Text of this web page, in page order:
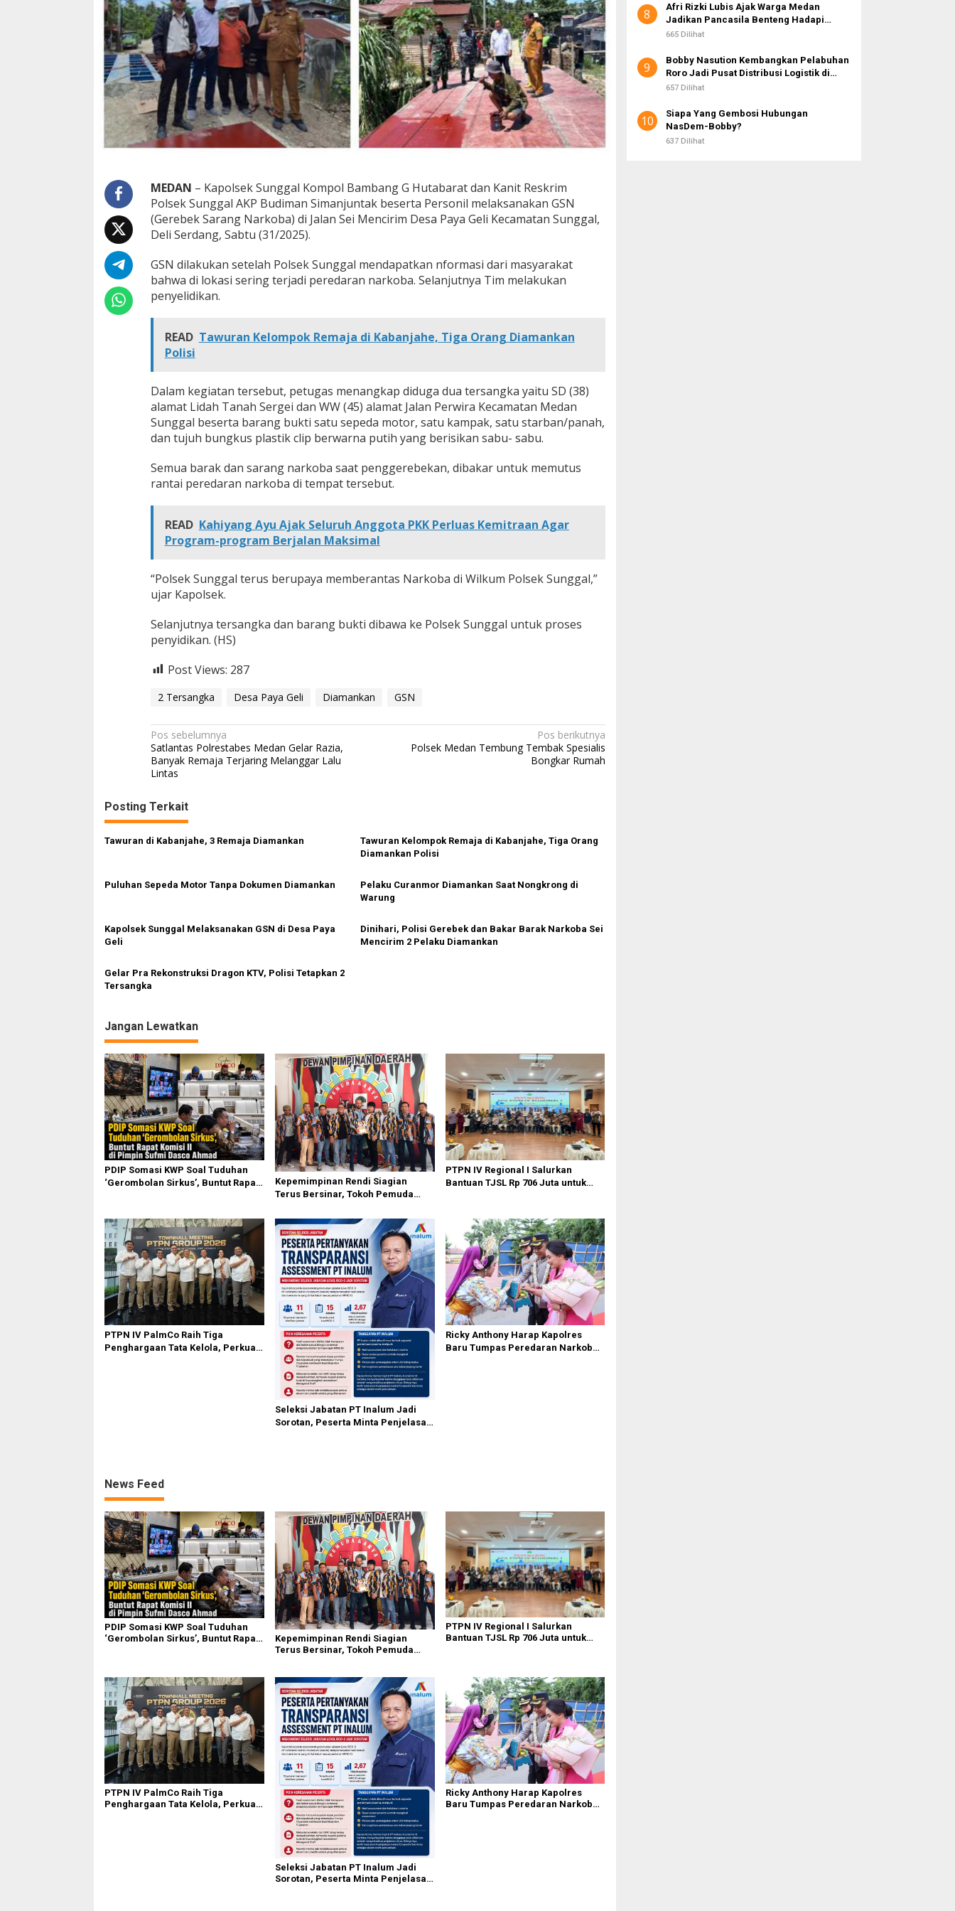
n
MEDAN – Kapolsek Sunggal Kompol Bambang G Hutabarat dan Kanit Reskrim
Polsek Sunggal AKP Budiman Simanjuntak beserta Personil melaksanakan GSN
(Gerebek Sarang Narkoba) di Jalan Sei Mencirim Desa Paya Geli Kecamatan Sunggal,
Deli Serdang, Sabtu (31/2025).
GSN dilakukan setelah Polsek Sunggal mendapatkan nformasi dari masyarakat
bahwa di lokasi sering terjadi peredaran narkoba. Selanjutnya Tim melakukan
penyelidikan.
READ Tawuran Kelompok Remaja di Kabanjahe, Tiga Orang Diamankan
Polisi
Dalam kegiatan tersebut, petugas menangkap diduga dua tersangka yaitu SD (38)
alamat Lidah Tanah Sergei dan WW (45) alamat Jalan Perwira Kecamatan Medan
Sunggal beserta barang bukti satu sepeda motor, satu kampak, satu starban/panah,
dan tujuh bungkus plastik clip berwarna putih yang berisikan sabu- sabu.
Semua barak dan sarang narkoba saat penggerebekan, dibakar untuk memutus
rantai peredaran narkoba di tempat tersebut.
READ Kahiyang Ayu Ajak Seluruh Anggota PKK Perluas Kemitraan Agar
Program-program Berjalan Maksimal
“Polsek Sunggal terus berupaya memberantas Narkoba di Wilkum Polsek Sunggal,”
ujar Kapolsek.
Selanjutnya tersangka dan barang bukti dibawa ke Polsek Sunggal untuk proses
penyidikan. (HS)
Post Views: 287
2 Tersangka Desa Paya Geli Diamankan GSN
N
a
v
i
g
a
i
s
Pos sebelumnya
Satlantas Polrestabes Medan Gelar Razia,
Banyak Remaja Terjaring Melanggar Lalu
Lintas
Pos berikutnya
Polsek Medan Tembung Tembak Spesialis
Bongkar Rumah
Posting Terkait
Tawuran di Kabanjahe, 3 Remaja Diamankan
Tawuran Kelompok Remaja di Kabanjahe, Tiga Orang
Diamankan Polisi
Puluhan Sepeda Motor Tanpa Dokumen Diamankan
Pelaku Curanmor Diamankan Saat Nongkrong di
Warung
Kapolsek Sunggal Melaksanakan GSN di Desa Paya
Geli
Dinihari, Polisi Gerebek dan Bakar Barak Narkoba Sei
Mencirim 2 Pelaku Diamankan
Gelar Pra Rekonstruksi Dragon KTV, Polisi Tetapkan 2
Tersangka
Jangan Lewatkan
PDIP Somasi KWP Soal Tuduhan
‘Gerombolan Sirkus’, Buntut Rapat
Kepemimpinan Rendi Siagian
Terus Bersinar, Tokoh Pemuda
PTPN IV Regional I Salurkan
Bantuan TJSL Rp 706 Juta untuk
PTPN IV PalmCo Raih Tiga
Penghargaan Tata Kelola, Perkuat
Seleksi Jabatan PT Inalum Jadi
Sorotan, Peserta Minta Penjelasan
Ricky Anthony Harap Kapolres
Baru Tumpas Peredaran Narkoba
News Feed
PDIP Somasi KWP Soal Tuduhan
‘Gerombolan Sirkus’, Buntut Rapat
Kepemimpinan Rendi Siagian
Terus Bersinar, Tokoh Pemuda
PTPN IV Regional I Salurkan
Bantuan TJSL Rp 706 Juta untuk
PTPN IV PalmCo Raih Tiga
Penghargaan Tata Kelola, Perkuat
Seleksi Jabatan PT Inalum Jadi
Sorotan, Peserta Minta Penjelasan
Ricky Anthony Harap Kapolres
Baru Tumpas Peredaran Narkoba
8
Afri Rizki Lubis Ajak Warga Medan
Jadikan Pancasila Benteng Hadapi
Hoaks dan Perpecahan di Era Digital
665 Dilihat
9
Bobby Nasution Kembangkan Pelabuhan
Roro Jadi Pusat Distribusi Logistik di
Kepulauan Nias
657 Dilihat
10
Siapa Yang Gembosi Hubungan
NasDem-Bobby?
637 Dilihat